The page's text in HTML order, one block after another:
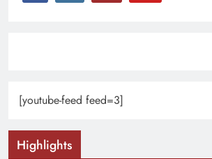
[youtube-feed feed=3]
Highlights